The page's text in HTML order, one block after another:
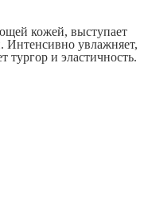
кожей, выступает
увлажняет,
тургор и эластичность.